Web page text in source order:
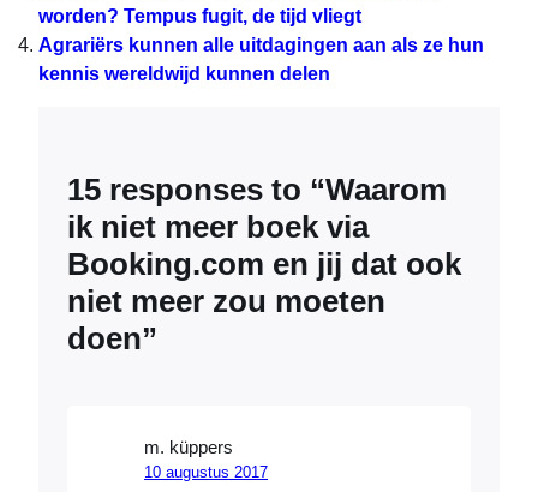
worden? Tempus fugit, de tijd vliegt
Agrariërs kunnen alle uitdagingen aan als ze hun
kennis wereldwijd kunnen delen
15 responses to “Waarom
ik niet meer boek via
Booking.com en jij dat ook
niet meer zou moeten
doen”
m. küppers
10 augustus 2017